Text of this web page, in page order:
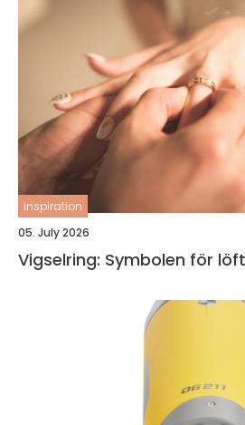
inspiration
05. July 2026
Vigselring: Symbolen för